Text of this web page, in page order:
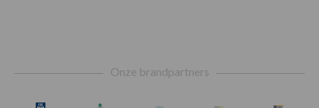
Onze brandpartners